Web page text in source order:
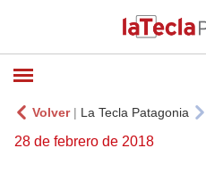
Volver| La Tecla Patagonia
28 de febrero de 2018